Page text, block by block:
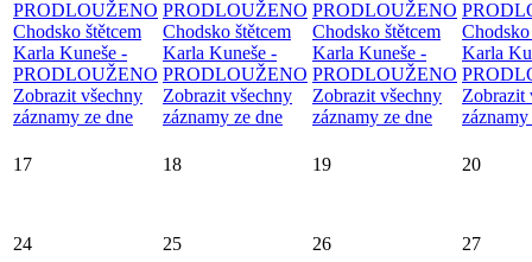
PRODLOUŽENO
Chodsko štětcem
Karla Kuneše -
PRODLOUŽENO
Zobrazit všechny
záznamy ze dne
PRODLOUŽENO
Chodsko štětcem
Karla Kuneše -
PRODLOUŽENO
Zobrazit všechny
záznamy ze dne
PRODLOUŽENO
Chodsko štětcem
Karla Kuneše -
PRODLOUŽENO
Zobrazit všechny
záznamy ze dne
Chodsko
Karla
Zobrazit
17 18 19 20
24 25 26 27